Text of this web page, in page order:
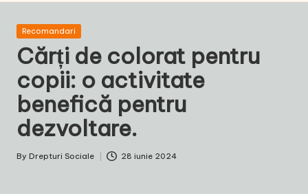
Schimbarea
Noastră!
Posted
Recomandari
Cărți de colorat pentru
copii: o activitate
benefică pentru
dezvoltare.
Posted
By Drepturi Sociale 28 iunie 2024